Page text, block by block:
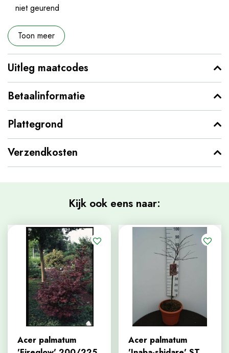
niet geurend
Toon meer
Uitleg maatcodes
Betaalinformatie
Plattegrond
Verzendkosten
Kijk ook eens naar:
Acer palmatum
Acer palmatum